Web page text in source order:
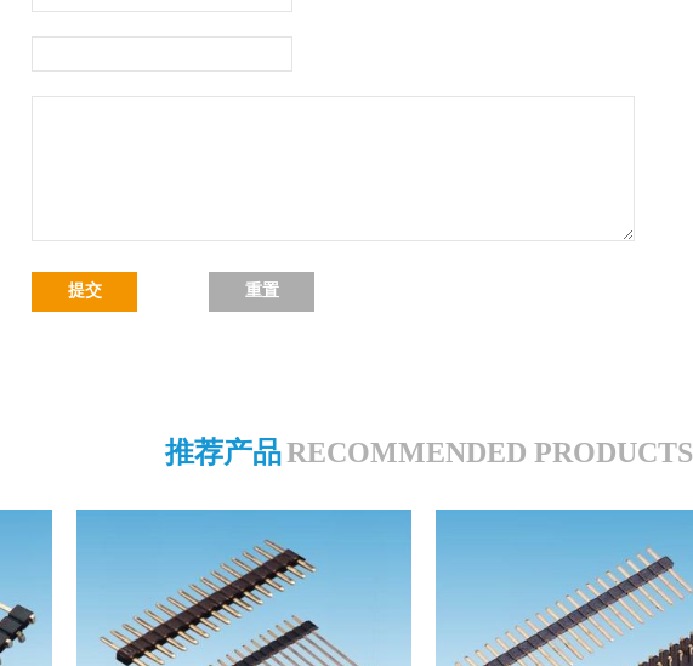
推荐产品RECOMMENDED PRODUCTS